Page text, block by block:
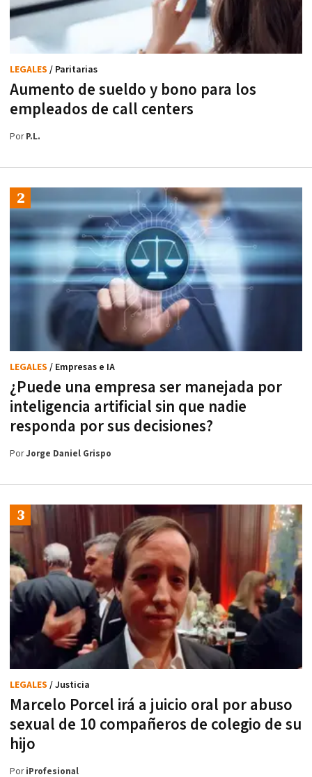
Aumento de sueldo y bono para los
empleados de call centers
LEGALES / Paritarias
PorP.L.
¿Puede una empresa ser manejada por
inteligencia artificial sin que nadie
responda por sus decisiones?
LEGALES / Empresas e IA
PorJorge Daniel Grispo
Marcelo Porcel irá a juicio oral por abuso
sexual de 10 compañeros de colegio de su
hijo
LEGALES / Justicia
PoriProfesional